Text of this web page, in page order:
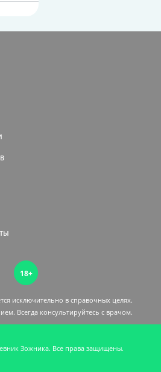
18+
исключительно в справочных целях.
Всегда консультируйтесь c врачом.
Зожника. Все права защищены.